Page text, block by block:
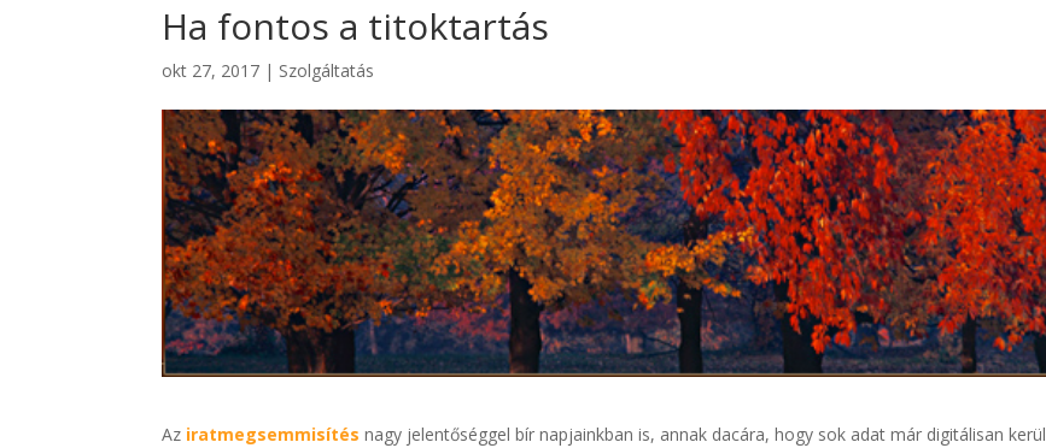
Ha fontos a titoktartás
okt 27, 2017 | Szolgáltatás
Az iratmegsemmisítés nagy jelentőséggel bír napjainkban is, annak dacára, hogy sok adat már digitálisan kerül